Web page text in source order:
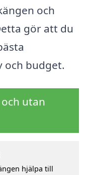
och
gör att du
och budget.
utan
hjälpa till